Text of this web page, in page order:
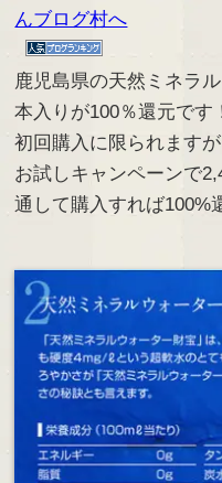
鹿児島県の天然ミネラ
本入りが100％還元です
初回購入に限られます
お試しキャンペーンで
通して購入すれば100%